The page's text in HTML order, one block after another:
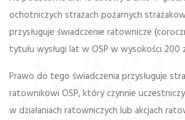
ochotniczych strażach pożarnych
przysługuje świadczenie ratownicze
tytułu wysługi lat w OSP w wysokości 200
Prawo do tego świadczenia przysługuje
ratownikowi OSP, który czynnie
w działaniach ratowniczych lub akcjach